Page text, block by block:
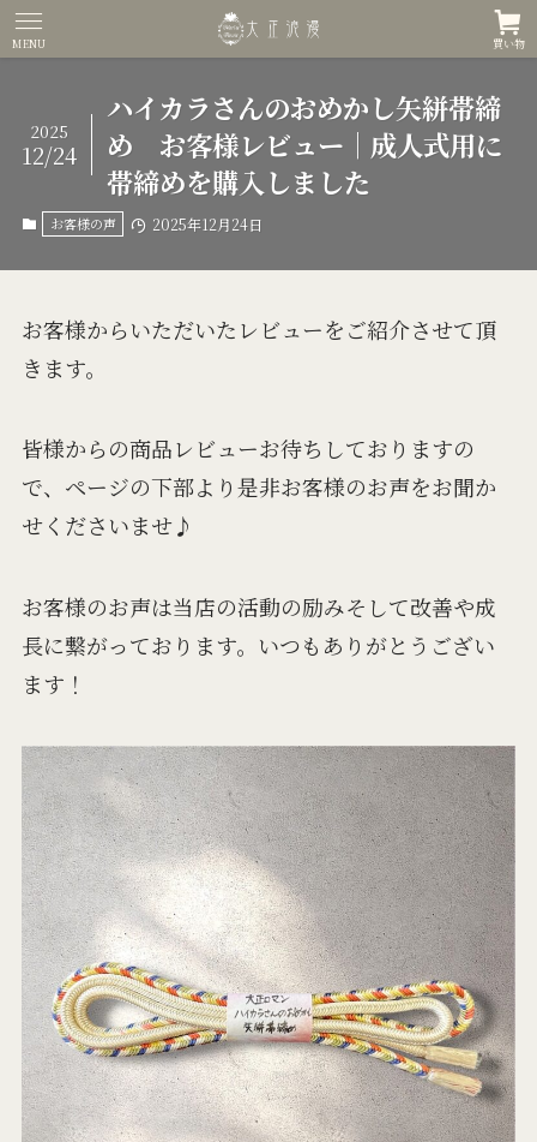
買い物
MENU
ハイカラさんのおめかし矢絣帯締
め お客様レビュー｜成人式用に
帯締めを購入しました
2025
12/24
お客様の声 2025年12月24日
お客様からいただいたレビューをご紹介させて頂
きます。
皆様からの商品レビューお待ちしておりますの
で、ページの下部より是非お客様のお声をお聞か
せくださいませ♪
お客様のお声は当店の活動の励みそして改善や成
長に繋がっております。いつもありがとうござい
ます！